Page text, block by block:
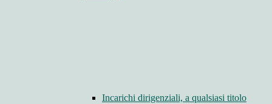
Incarichi dirigenziali, a qualsiasi titolo